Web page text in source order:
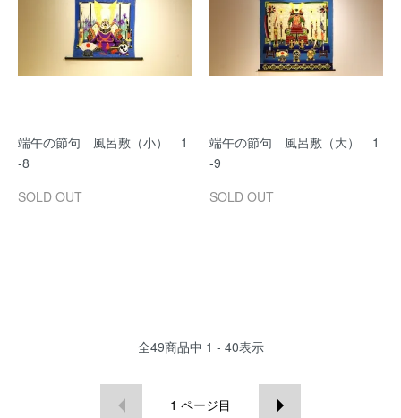
端午の節句 風呂敷（小） 1
-8
SOLD OUT
端午の節句 風呂敷（大） 1
-9
SOLD OUT
全49商品中 1 - 40表示
1 ページ目